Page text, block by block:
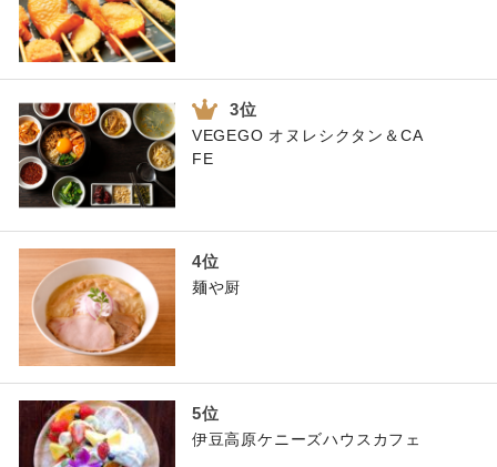
VEGEGO オヌレシクタン＆CA
FE
麺や厨
伊豆高原ケニーズハウスカフェ